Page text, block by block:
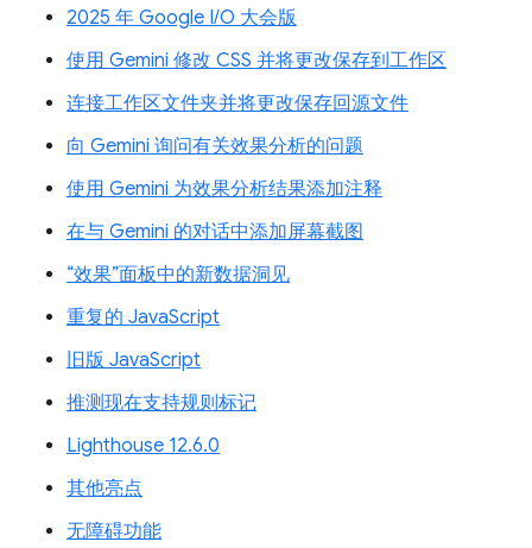
2025 年 Google I/O 大会版
使用 Gemini 修改 CSS 并将更改保存到工作区
连接工作区文件夹并将更改保存回源文件
向 Gemini 询问有关效果分析的问题
使用 Gemini 为效果分析结果添加注释
在与 Gemini 的对话中添加屏幕截图
“效果”面板中的新数据洞见
重复的 JavaScript
旧版 JavaScript
推测现在支持规则标记
Lighthouse 12.6.0
其他亮点
无障碍功能